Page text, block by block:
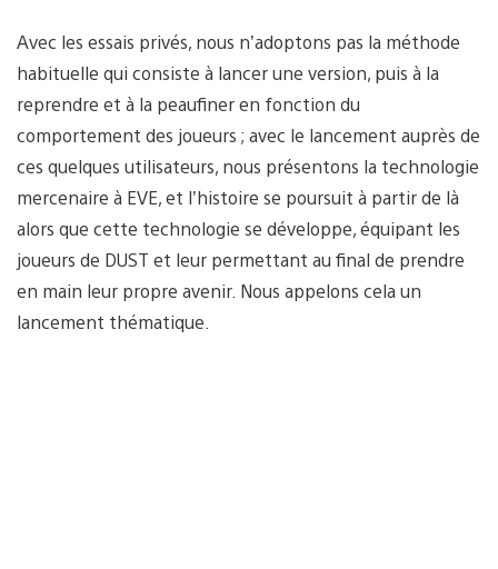
Avec les essais privés, nous n’adoptons pas la méthode
habituelle qui consiste à lancer une version, puis à la
reprendre et à la peaufiner en fonction du
comportement des joueurs ; avec le lancement auprès de
ces quelques utilisateurs, nous présentons la technologie
mercenaire à EVE, et l’histoire se poursuit à partir de là
alors que cette technologie se développe, équipant les
joueurs de DUST et leur permettant au final de prendre
en main leur propre avenir. Nous appelons cela un
lancement thématique.